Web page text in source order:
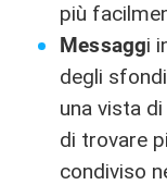
più
Messaggi
degli
una vista
di trovare
condiviso